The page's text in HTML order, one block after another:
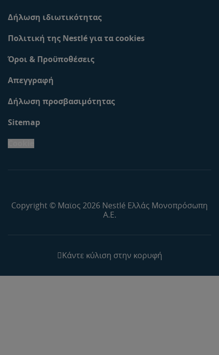
Δήλωση ιδιωτικότητας
Πολιτική της Nestlé για τα cookies
Όροι & Προϋποθέσεις
Απεγγραφή
Δήλωση προσβασιμότητας
Sitemap
Copyright © Μαϊος 2026 Nestlé Ελλάς Μονοπρόσωπη
Α.Ε.
Κάντε κύλιση στην κορυφή